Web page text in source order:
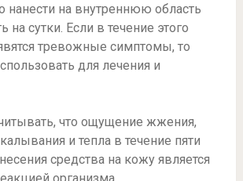
нанести на внутреннюю область
на сутки. Если в течение этого
тревожные симптомы, то
для лечения и
что ощущение жжения,
и тепла в течение пяти
средства на кожу является